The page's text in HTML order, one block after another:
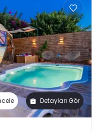
Detayları Gör